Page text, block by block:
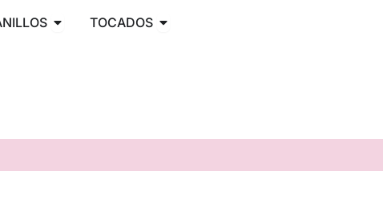
Abrir ANILLOS
TOCADOS Abrir TOCADOS